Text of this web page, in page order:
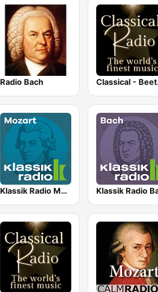
Radio Bach
Klassik Radio Mozart